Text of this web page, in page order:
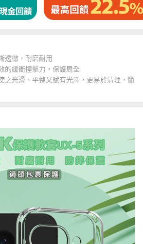
透徹，耐磨耐用
的緩衝撞擊力，保護周全
之光滑、平整又賦有光澤，更易於清理，簡